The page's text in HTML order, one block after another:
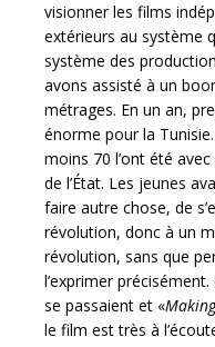
visionner les films
extérieurs au système
système des
avons assisté à un
métrages. En un an,
énorme pour la
moins 70 l’ont été
de l’État. Les jeunes
faire autre chose, de
révolution, donc à un
révolution, sans que
l’exprimer
se passaient et «
le film est très à